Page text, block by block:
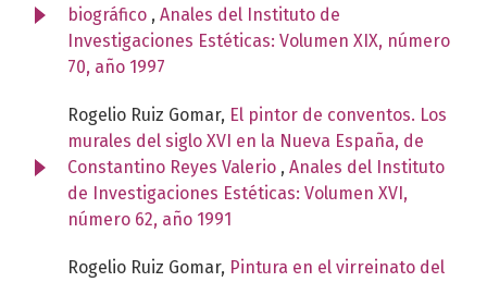
biográfico , Anales del Instituto de
Investigaciones Estéticas: Volumen XIX, número
70, año 1997
Rogelio Ruiz Gomar, El pintor de conventos. Los
murales del siglo XVI en la Nueva España, de
Constantino Reyes Valerio , Anales del Instituto
de Investigaciones Estéticas: Volumen XVI,
número 62, año 1991
Rogelio Ruiz Gomar, Pintura en el virreinato del